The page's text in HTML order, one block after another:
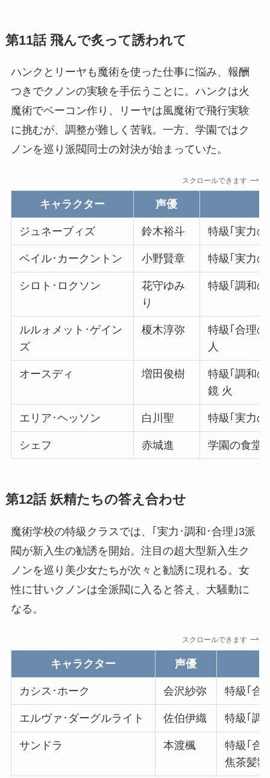
第11話 飛んで炙って誘われて
ハンクとリーヤも魔術を使った仕事に悩み、報酬
つきでクノンの実験を手伝うことに。ハンクは火
魔術でベーコン作り、リーヤは風魔術で飛行実験
に挑むが、調整が難しく苦戦。一方、学園ではク
ノンを巡り派閥同士の対決が始まっていた。
スクロールできます
キャラクター 声優
ジュネーブィズ 鈴木裕斗 特級｢実力
ベイル･カークントン 小野賢章 特級｢実力
シロト･ロクソン
花守ゆみ
り
特級｢調和
ルルォメット･ゲイン
ズ
榎木淳弥
特級｢合理
人
オースディ 増田俊樹
特級｢調和
鏡 火
エリア･ヘッソン 白川聖 特級｢実力
シェフ 赤城進 学園の食堂
第12話 妖精たちの答え合わせ
魔術学校の特級クラスでは、｢実力･調和･合理｣3派
閥が新入生の勧誘を開始。注目の超大型新入生ク
ノンを巡り美少女たちが次々と勧誘に現れる。女
性に甘いクノンは全派閥に入ると答え、大騒動に
なる。
スクロールできます
キャラクター 声優
カシス･ホーク 会沢紗弥 特級｢合
エルヴァ･ダーグルライト 佐伯伊織 特級｢調
サンドラ 本渡楓
特級｢合
焦茶髪